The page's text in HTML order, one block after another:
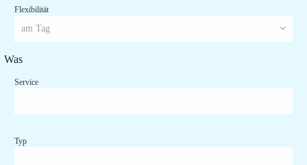
Flexibilität
Was
Service
Typ